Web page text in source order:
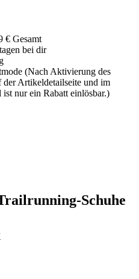
€ Gesamt
bei dir
(Nach Aktivierung des
Artikeldetailseite und im
nur ein Rabatt einlösbar.)
Schuhe